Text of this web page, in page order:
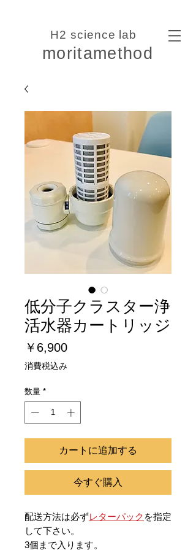
​H2 science lab
moritamethod
低分子クラスター浄
活水器カートリッジ
￥6,900価
消費税込み
数量 *
カートに追加する
今すぐ購入
配送方法は必ずレターパック を指定
して下さい。
3個まで入ります。